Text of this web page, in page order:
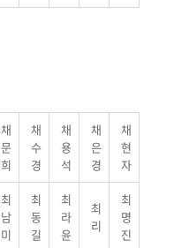
채
문
희
채
수
경
채
용
석
채
은
경
채
현
자
최
남
미
최
동
길
최
라
윤
최
리
최
명
진